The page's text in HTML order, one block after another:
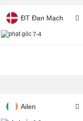
ĐT Đan Mạch
7-4
Ailen